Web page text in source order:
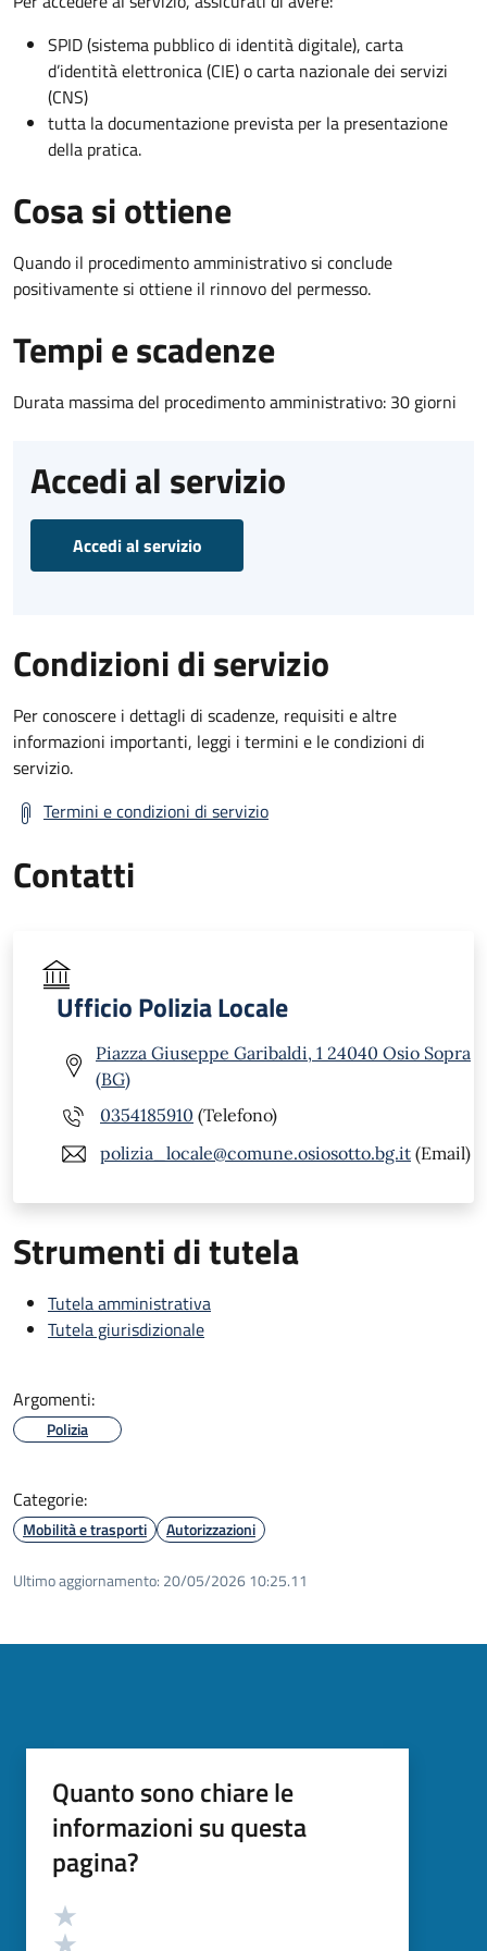
SPID (sistema pubblico di identità digitale), carta
d’identità elettronica (CIE) o carta nazionale dei servizi
(CNS)
tutta la documentazione prevista per la presentazione
della pratica.
Cosa si ottiene
Quando il procedimento amministrativo si conclude
positivamente si ottiene il rinnovo del permesso.
Tempi e scadenze
Durata massima del procedimento amministrativo: 30 giorni
Accedi al servizio
Accedi al servizio
Condizioni di servizio
Per conoscere i dettagli di scadenze, requisiti e altre
informazioni importanti, leggi i termini e le condizioni di
servizio.
Termini e condizioni di servizio
Contatti
Ufficio Polizia Locale
Piazza Giuseppe Garibaldi, 1 24040 Osio Sopra
(BG)
0354185910 (Telefono)
polizia_locale@comune.osiosotto.bg.it (Email)
Strumenti di tutela
Tutela amministrativa
Tutela giurisdizionale
Argomenti:
Polizia
Categorie:
Mobilità e trasporti Autorizzazioni
Ultimo aggiornamento: 20/05/2026 10:25.11
Quanto sono chiare le
informazioni su questa
pagina?
Valutazione